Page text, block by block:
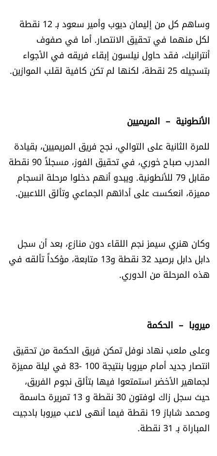
وساهم كل من إليمان ديوب وأمير سعود بـ 12 نقطة
لكل منهما في تحقيق الانتصار. أما في صفوف
أنترانيك، فقد حاول نيلسون إبقاء فريقه في الأجواء
بتسجيله 25 نقطة، لكنها لم تكن كافية لقلب الموازين.
الأنطونية – المريميين
للمرة الثانية على التوالي، نجح فريق المريميين، بقيادة
المدرب صباح خوري، في تحقيق الفوز، مسجلاً 90 نقطة
مقابل 79 للأنطونية. ويبدو أنهم دخلوا مرحلة انسجام
مميزة، انعكست على أدائهم الجماعي وتألق اللاعبين.
وكان هنري سيمز نجم اللقاء دون منازع، بعد أن سجل
دابل دابل برصيد 32 نقطة و13 متابعة، مؤكداً تألقه في
هذه المرحلة من الدوري.
ميروبا – الحكمة
وعلى ملعب نهاد نوفل تمكن فريق الحكمة من تحقيق
انتصار جديد أمام ميروبا بنتيجة 100 -83 في ليلة مميزة
لجماهير الأخضر استمتعوا فيها بتألق نجوم الفريق،
حيث سجل زاك لوفتون 30 نقطة و 13 تمريرة حاسمة
ومحمد شاباز 19 نقطة فيما أنهى لاعب ميروبا بادجيت
المباراة بـ 31 نقطة.